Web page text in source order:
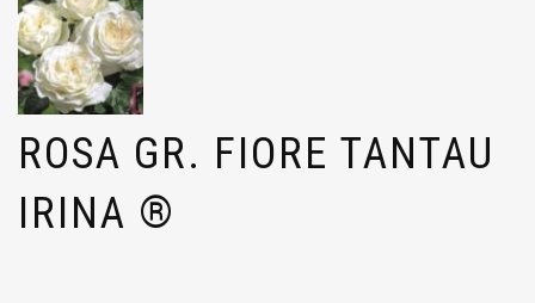
ROSA GR. FIORE TANTAU
IRINA ®